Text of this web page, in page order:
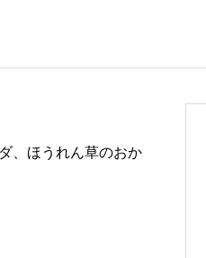
、ほうれん草のおか